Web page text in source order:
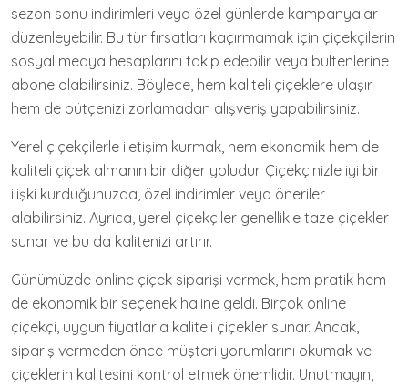
sezon sonu indirimleri veya özel günlerde kampanyalar
düzenleyebilir. Bu tür fırsatları kaçırmamak için çiçekçilerin
sosyal medya hesaplarını takip edebilir veya bültenlerine
abone olabilirsiniz. Böylece, hem kaliteli çiçeklere ulaşır
hem de bütçenizi zorlamadan alışveriş yapabilirsiniz.
Yerel çiçekçilerle iletişim kurmak, hem ekonomik hem de
kaliteli çiçek almanın bir diğer yoludur. Çiçekçinizle iyi bir
ilişki kurduğunuzda, özel indirimler veya öneriler
alabilirsiniz. Ayrıca, yerel çiçekçiler genellikle taze çiçekler
sunar ve bu da kalitenizi artırır.
Günümüzde online çiçek siparişi vermek, hem pratik hem
de ekonomik bir seçenek haline geldi. Birçok online
çiçekçi, uygun fiyatlarla kaliteli çiçekler sunar. Ancak,
sipariş vermeden önce müşteri yorumlarını okumak ve
çiçeklerin kalitesini kontrol etmek önemlidir. Unutmayın,